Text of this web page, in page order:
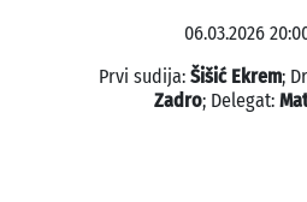
06.03.2026
Prvi sudija: Šišić Ekrem;
Zadro; Delegat: